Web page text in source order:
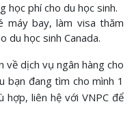
học phí cho du học sinh.
máy bay, làm visa thăm
du học sinh Canada.
dịch vụ ngân hàng cho
bạn đang tìm cho mình 1
hợp, liên hệ với VNPC để